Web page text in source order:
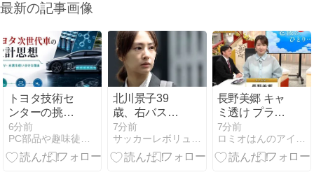
最新の記事画像
トヨタ技術セ
ンターの挑戦
｜次世代車開
発を支える電
動化とソフト
6分前
PC部品や趣味徒然blog
北川景子39
歳、右バスト
トップに衝撃
密着写真にネ
ット騒然！
7分前
サッカーレボリューション
長野美郷 キャ
ミ透け プライ
ム ２６０８０
８
7分前
ロミオはんのアイドル等何でも２chまとめマガジン